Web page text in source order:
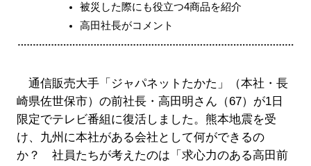
被災した際にも役立つ4商品を紹介
高田社長がコメント
通信販売大手「ジャパネットたかた」（本社・長
崎県佐世保市）の前社長・高田明さん（67）が1日
限定でテレビ番組に復活しました。熊本地震を受
け、九州に本社がある会社として何ができるの
か？ 社員たちが考えたのは「求心力のある高田前